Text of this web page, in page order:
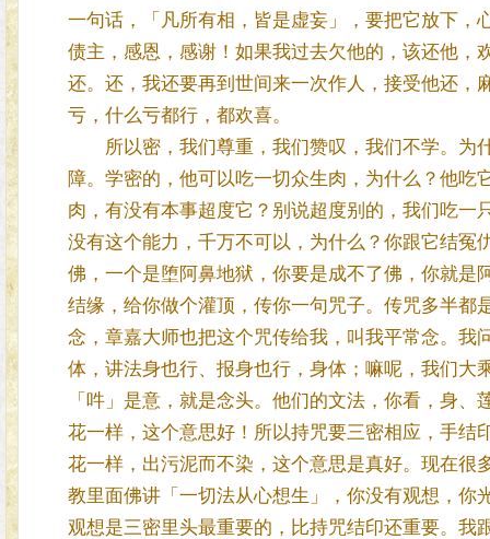
一句话，「凡所有相，皆是虚妄」，要把它放下，
债主，感恩，感谢！如果我过去欠他的，该还他，
还。还，我还要再到世间来一次作人，接受他还，
亏，什么亏都行，都欢喜。
所以密，我们尊重，我们赞叹，我们不学。为
障。学密的，他可以吃一切众生肉，为什么？他
肉，有没有本事超度它？别说超度别的，我们吃
没有这个能力，千万不可以，为什么？你跟它结冤
佛，一个是堕阿鼻地狱，你要是成不了佛，你就是
结缘，给你做个灌顶，传你一句咒子。传咒多半都
念，章嘉大师也把这个咒传给我，叫我平常念。我
体，讲法身也行、报身也行，身体；嘛呢，我们大
「吽」是意，就是念头。他们的文法，你看，身
花一样，这个意思好！所以持咒要三密相应，手结
花一样，出污泥而不染，这个意思是真好。现在很
教里面佛讲「一切法从心想生」，你没有观想，你
观想是三密里头最重要的，比持咒结印还重要。我